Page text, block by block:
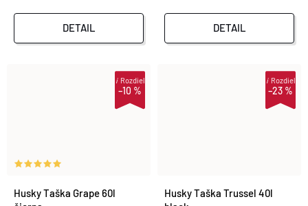
DETAIL DETAIL
–10 %
iRozdiel
Husky Taška Grape 60l
–23 %
iRozdiel
Husky Taška Trussel 40l